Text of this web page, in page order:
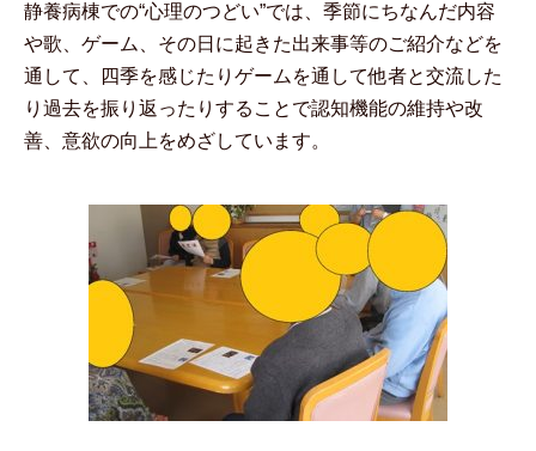
静養病棟での“心理のつどい”では、季節にちなんだ内容
や歌、ゲーム、その日に起きた出来事等のご紹介などを
通して、四季を感じたりゲームを通して他者と交流した
り過去を振り返ったりすることで認知機能の維持や改
善、意欲の向上をめざしています。